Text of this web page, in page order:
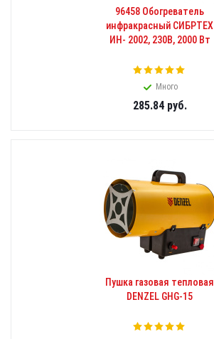
96458 Обогреватель
инфракрасный СИБРТЕХ
ИН- 2002, 230В, 2000 Вт
Много
285.84руб.
Пушка газовая тепловая
DENZEL GHG-15